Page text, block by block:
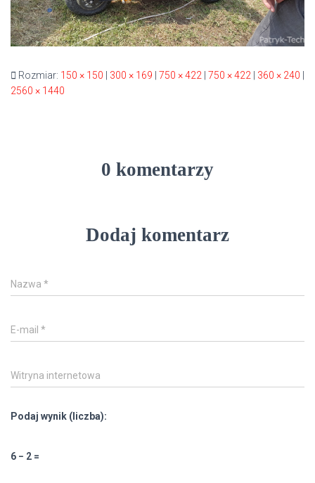
Rozmiar: 150 × 150 300 × 169 750 × 422 750 × 422 360 × 240
2560 × 1440
0 komentarzy
Dodaj komentarz
Nazwa *
E-mail *
Witryna internetowa
Podaj wynik (liczba):
6 − 2 =